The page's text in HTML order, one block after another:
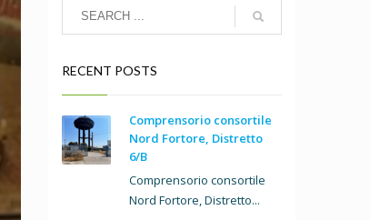
RECENT POSTS
Comprensorio consortile
Nord Fortore, Distretto
6/B
Comprensorio consortile
Nord Fortore, Distretto...